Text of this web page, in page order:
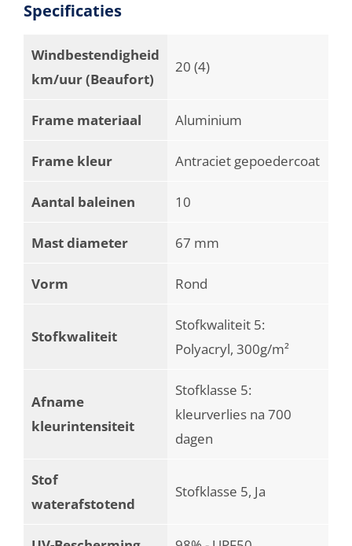
Specificaties
Windbestendigheid
km/uur (Beaufort)
20 (4)
Frame materiaal Aluminium
Frame kleur Antraciet gepoedercoat
Aantal baleinen 10
Mast diameter 67 mm
Vorm Rond
Stofkwaliteit
Stofkwaliteit 5:
Polyacryl, 300g/m²
Afname
kleurintensiteit
Stofklasse 5:
kleurverlies na 700
dagen
Stof
waterafstotend
Stofklasse 5, Ja